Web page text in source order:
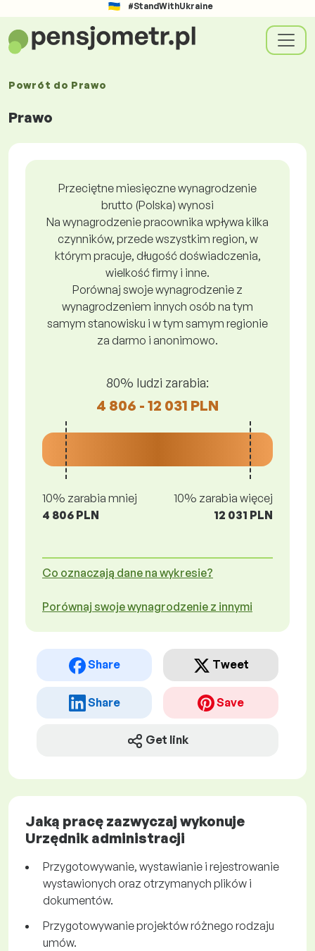
#StandWithUkraine
Powrót do Prawo
Prawo
Przeciętne miesięczne wynagrodzenie
brutto (Polska) wynosi
Na wynagrodzenie pracownika wpływa kilka
czynników, przede wszystkim region, w
którym pracuje, długość doświadczenia,
wielkość firmy i inne.
Porównaj swoje wynagrodzenie z
wynagrodzeniem innych osób na tym
samym stanowisku i w tym samym regionie
za darmo i anonimowo.
80% ludzi zarabia:
4 806 - 12 031 PLN
10% zarabia mniej
4 806 PLN
10% zarabia więcej
12 031 PLN
Co oznaczają dane na wykresie?
Porównaj swoje wynagrodzenie z innymi
Share Tweet
Share Save
Get link
Jaką pracę zazwyczaj wykonuje
Urzędnik administracji
Przygotowywanie, wystawianie i rejestrowanie
wystawionych oraz otrzymanych plików i
dokumentów.
Przygotowywanie projektów różnego rodzaju
umów.